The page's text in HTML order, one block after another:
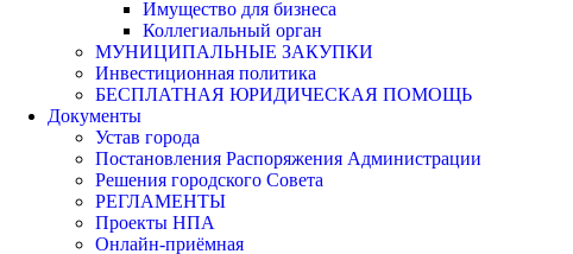
Имущество для бизнеса
Коллегиальный орган
МУНИЦИПАЛЬНЫЕ ЗАКУПКИ
Инвестиционная политика
БЕСПЛАТНАЯ ЮРИДИЧЕСКАЯ ПОМОЩЬ
Документы
Устав города
Постановления Распоряжения Администрации
Решения городского Совета
РЕГЛАМЕНТЫ
Проекты НПА
Онлайн-приёмная